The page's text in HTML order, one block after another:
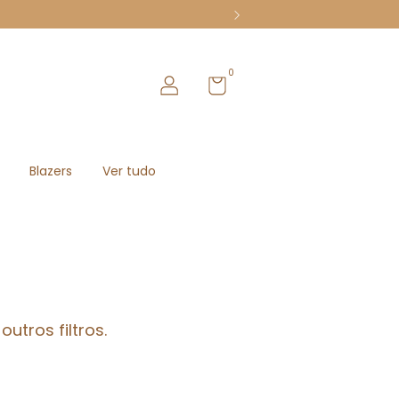
0
Blazers Ver tudo
filtros.